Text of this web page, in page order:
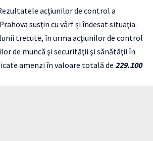
acţiunilor de control a
susţin cu vârf şi îndesat situaţia.
trecute, în urma acţiunilor de control
de muncă şi securităţii şi sănătăţii în
amenzi în valoare totală de 229.100